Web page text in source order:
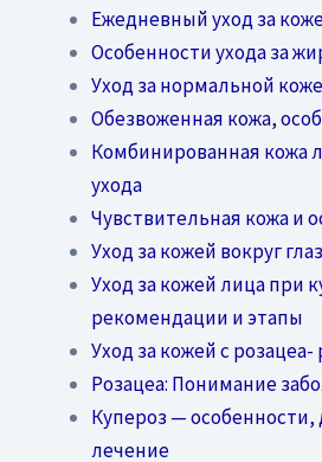
Ежедневный уход за
Особенности ухода за
Уход за нормальной
Обезвоженная кожа,
Комбинированная кожа
ухода
Чувствительная кожа и
Уход за кожей вокруг глаз
Уход за кожей лица при
рекомендации и этапы
Уход за кожей с
Розацеа: Понимание
Купероз — особенности,
лечение